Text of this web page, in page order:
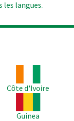
les langues.
Côte d'Ivoire
Guinea